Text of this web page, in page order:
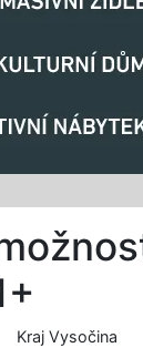
Kraj Vysočina